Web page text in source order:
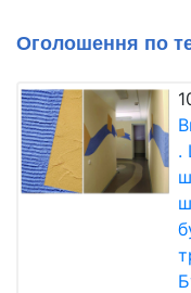
Оголошення по
.